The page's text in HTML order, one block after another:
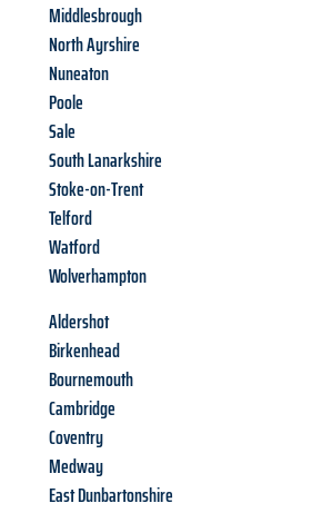
Middlesbrough
North Ayrshire
Nuneaton
Poole
Sale
South Lanarkshire
Stoke-on-Trent
Telford
Watford
Wolverhampton
Aldershot
Birkenhead
Bournemouth
Cambridge
Coventry
Medway
East Dunbartonshire